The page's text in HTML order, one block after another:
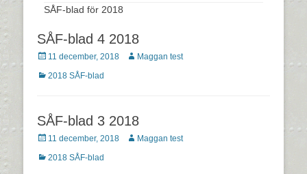
SÅF-blad för 2018
SÅF-blad 4 2018
Postades
11 december, 2018 Författare
Maggan test
Kategorier
2018 SÅF-blad
SÅF-blad 3 2018
Postades
11 december, 2018 Författare
Maggan test
Kategorier
2018 SÅF-blad